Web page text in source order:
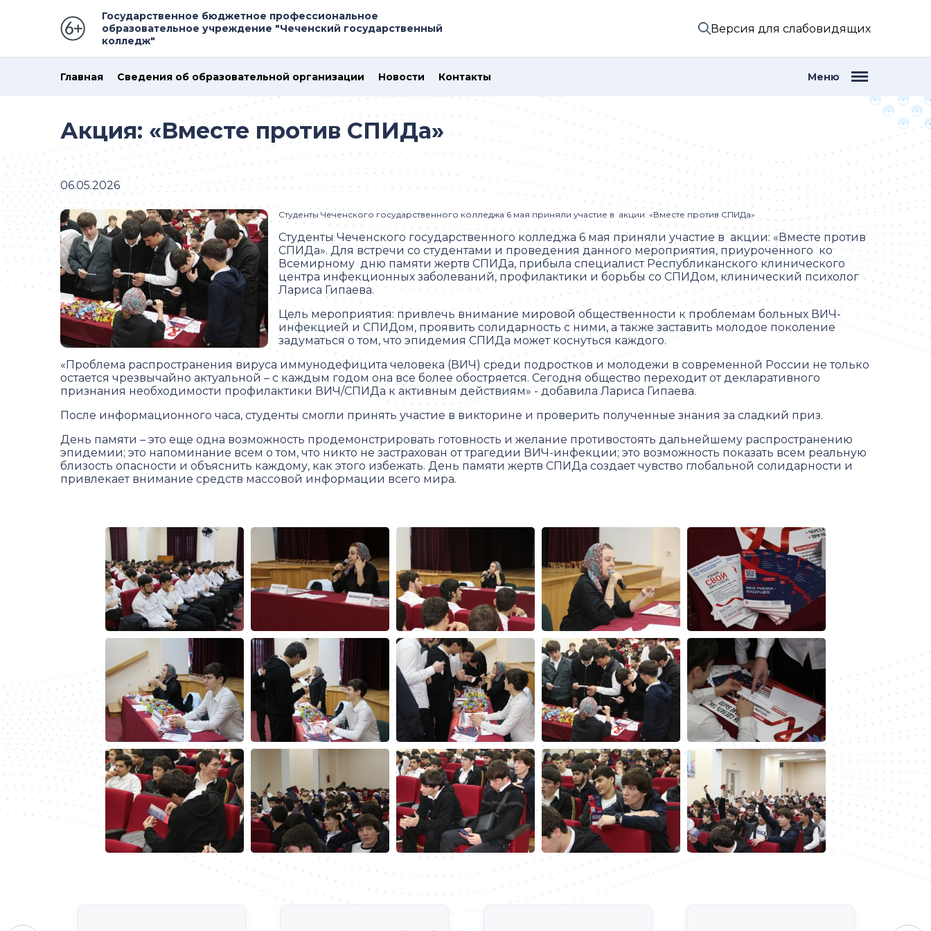
Государственное бюджетное профессиональное
образовательное учреждение "Чеченский государственный
колледж"
Версия для слабовидящих
Главная Сведения об образовательной организации Новости Контакты Меню
Акция: «Вместе против СПИДа»
06.05.2026
Студенты Чеченского государственного колледжа 6 мая приняли участие в акции: «Вместе против СПИДа»
Студенты Чеченского государственного колледжа 6 мая приняли участие в акции: «Вместе против
СПИДа». Для встречи со студентами и проведения данного мероприятия, приуроченного ко
Всемирному дню памяти жертв СПИДа, прибыла специалист Республиканского клинического
центра инфекционных заболеваний, профилактики и борьбы со СПИДом, клинический психолог
Лариса Гипаева.
Цель мероприятия: привлечь внимание мировой общественности к проблемам больных ВИЧ-
инфекцией и СПИДом, проявить солидарность с ними, а также заставить молодое поколение
задуматься о том, что эпидемия СПИДа может коснуться каждого.
«Проблема распространения вируса иммунодефицита человека (ВИЧ) среди подростков и молодежи в современной России не только
остается чрезвычайно актуальной – с каждым годом она все более обостряется. Сегодня общество переходит от декларативного
признания необходимости профилактики ВИЧ/СПИДа к активным действиям» - добавила Лариса Гипаева.
После информационного часа, студенты смогли принять участие в викторине и проверить полученные знания за сладкий приз.
День памяти – это еще одна возможность продемонстрировать готовность и желание противостоять дальнейшему распространению
эпидемии; это напоминание всем о том, что никто не застрахован от трагедии ВИЧ-инфекции; это возможность показать всем реальную
близость опасности и объяснить каждому, как этого избежать. День памяти жертв СПИДа создает чувство глобальной солидарности и
привлекает внимание средств массовой информации всего мира.